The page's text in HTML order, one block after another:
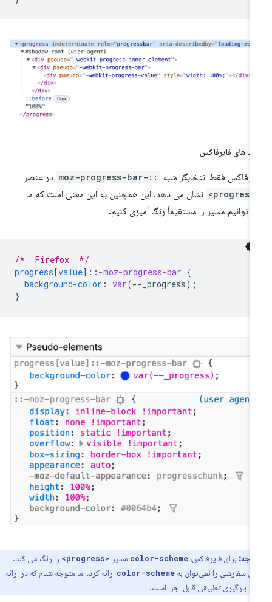
های فایرفاکس
فقط انتخابگر شبه ::-moz-progress-bar در عنصر
نشان می دهد. این همچنین به این معنی است که ما
مسیر را مستقیماً رنگ آمیزی کنیم.
/*  Firefox  */
progress[value ]::-moz-progress-bar
background-color: var --_progress
برای فایرفاکس،color-schemeمسیر<progress>
را رنگ می کند.
سفارشی را نمی‌توان بهcolor-schemeارائه کرد، اما متوجه شدم که در ارائه
بارگیری تطبیقی ​​قابل اجرا است.